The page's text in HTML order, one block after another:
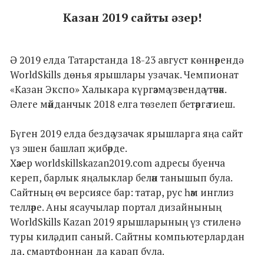
Казан 2019 сайты әзер!
Ә 2019 елда Татарстанда 18-23 август көннәрендә
WorldSkills дөнья ярышлары узачак. Чемпионат
«Казан Экспо» Халыкара күргәзмә үзәгендә үтәчәк.
Әлеге мәйданчык 2018 елга төзелеп бетәргә тиеш.
Бүген 2019 елда бездә узачак ярышларга яңа сайт
үз эшен башлап җибәрде.
Хәзер worldskillskazan2019.com адресы буенча
кереп, барлык яңалыклар белән танышып була.
Сайтның өч версиясе бар: татар, рус һәм инглиз
телләре. Аны ясаучылар портал дизайнының
WorldSkills Kazan 2019 ярышларының үз стиленә
туры килә, дип саный. Сайтны компьютерлардан
да, смартфоннан да карап була.